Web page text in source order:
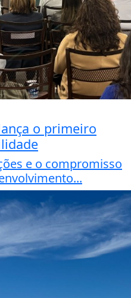
o primeiro
e o compromisso